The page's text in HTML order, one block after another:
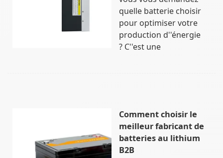
quelle batterie choisir
pour optimiser votre
production d''énergie
? C''est une
Comment choisir le
meilleur fabricant de
batteries au lithium
B2B